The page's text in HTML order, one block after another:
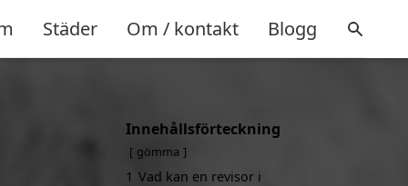
Städer Om / kontakt Blogg
Innehållsförteckning
gömma
1 Vad kan en revisor i